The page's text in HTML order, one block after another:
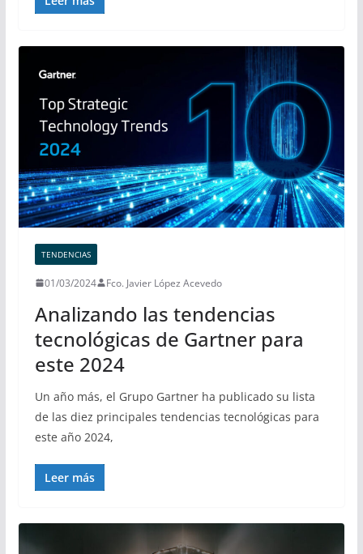
TENDENCIAS
01/03/2024 Fco. Javier López Acevedo
Analizando las tendencias
tecnológicas de Gartner para
este 2024
Un año más, el Grupo Gartner ha publicado su lista
de las diez principales tendencias tecnológicas para
este año 2024,
Leer más